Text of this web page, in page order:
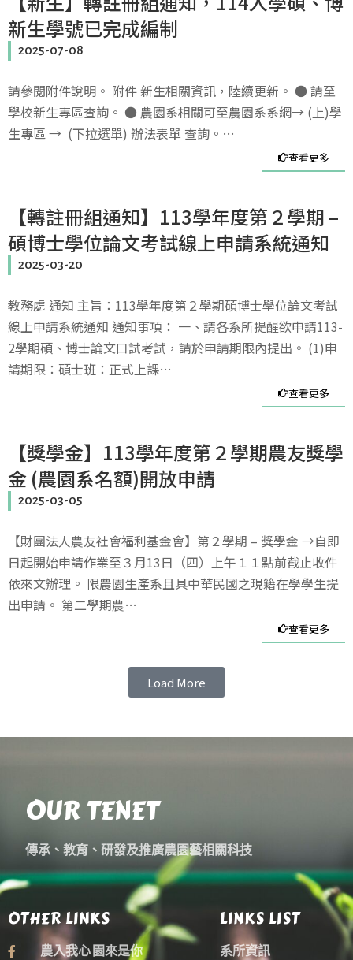
新生學號已完成編制
2025-07-08
請參閱附件說明。 附件 新生相關資訊，陸續更新。 ● 請至
學校新生專區查詢。 ● 農園系相關可至農園系系網→ (上)學
生專區 → (下拉選單) 辦法表單 查詢。…
查看更多
【轉註冊組通知】113學年度第２學期 –
碩博士學位論文考試線上申請系統通知
2025-03-20
教務處 通知 主旨：113學年度第２學期碩博士學位論文考試
線上申請系統通知 通知事項： 一、請各系所提醒欲申請113-
2學期碩、博士論文口試考試，請於申請期限內提出。 (1)申
請期限：碩士班：正式上課…
查看更多
【獎學金】113學年度第２學期農友獎學
金 (農園系名額)開放申請
2025-03-05
【財團法人農友社會福利基金會】第２學期 – 獎學金 →自即
日起開始申請作業至３月13日（四）上午１１點前截止收件
依來文辦理。 限農園生產系且具中華民國之現籍在學學生提
出申請。 第二學期農…
查看更多
Load More
LINKS LIST
系所資訊
OTHER LINKS
農入我心 園來是你
OUR TENET
傳承、教育、研發及推廣農園藝相關科技